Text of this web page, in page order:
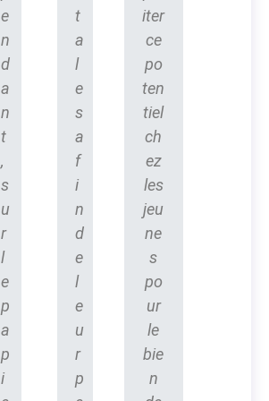
e
n
d
a
n
t
,
s
u
r
l
e
p
a
p
i
t
a
l
e
s
a
f
i
n
d
e
l
e
u
r
p
iter
ce
po
ten
tiel
ch
ez
les
jeu
ne
s
po
ur
le
bie
n